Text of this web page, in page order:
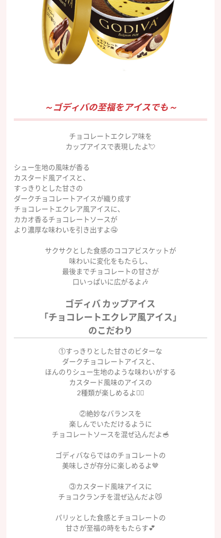
～ゴディバの至福をアイスでも～
チョコレートエクレア味を
カップアイスで表現したよ💘
シュー生地の風味が香る
カスタード風アイスと、
すっきりとした甘さの
ダークチョコレートアイスが織り成す
チョコレートエクレア風アイスに、
カカオ香るチョコレートソースが
より濃厚な味わいを引き出すよ🤤
サクサクとした食感のココアビスケットが
味わいに変化をもたらし、
最後までチョコレートの甘さが
口いっぱいに広がるよ🎶
ゴディバ カップアイス
「チョコレートエクレア風アイス」
のこだわり
①すっきりとした甘さのビターな
ダークチョコレートアイスと、
ほんのりシュー生地のような味わいがする
カスタード風味のアイスの
2種類が楽しめるよ✌🏻
②絶妙なバランスを
楽しんでいただけるように
チョコレートソースを混ぜ込んだよ🥣
ゴディバならではのチョコレートの
美味しさが存分に楽しめるよ🤎
③カスタード風味アイスに
チョコクランチを混ぜ込んだよ😼
パリッとした食感とチョコレートの
甘さが至福の時をもたらす💕